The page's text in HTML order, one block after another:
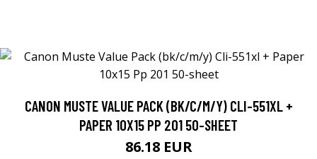
CANON MUSTE VALUE PACK (BK/C/M/Y) CLI-551XL +
PAPER 10X15 PP 201 50-SHEET
86.18 EUR